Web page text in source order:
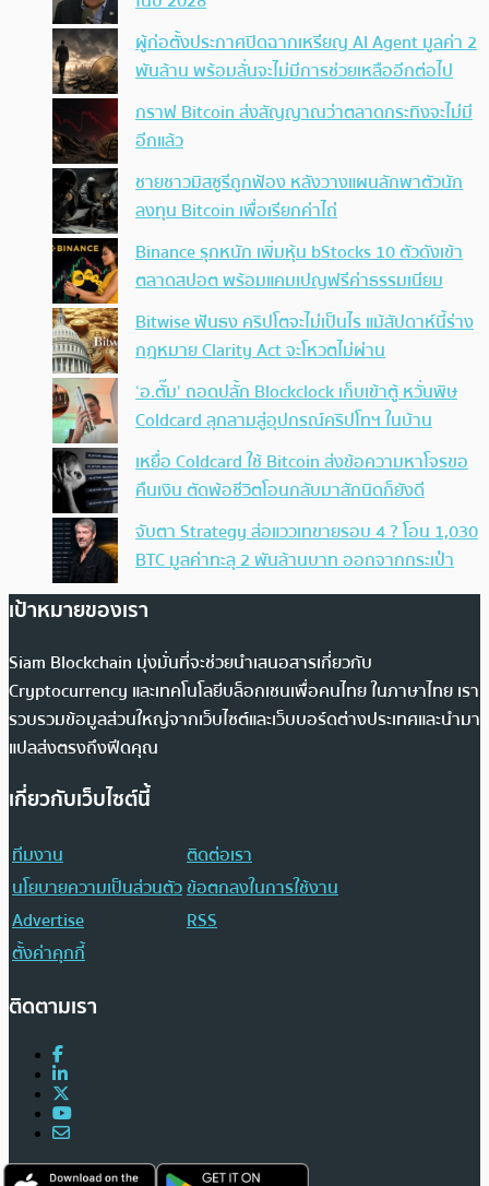
ผู้ก่อตั้งประกาศปิดฉากเหรียญ AI Agent มูลค่า 2
พันล้าน พร้อมลั่นจะไม่มีการช่วยเหลืออีกต่อไป
กราฟ Bitcoin ส่งสัญญาณว่าตลาดกระทิงจะไม่มี
อีกแล้ว
ชายชาวมิสซูรีถูกฟ้อง หลังวางแผนลักพาตัวนัก
ลงทุน Bitcoin เพื่อเรียกค่าไถ่
Binance รุกหนัก เพิ่มหุ้น bStocks 10 ตัวดังเข้า
ตลาดสปอต พร้อมแคมเปญฟรีค่าธรรมเนียม
Bitwise ฟันธง คริปโตจะไม่เป็นไร แม้สัปดาห์นี้ร่าง
กฎหมาย Clarity Act จะโหวตไม่ผ่าน
‘อ.ตั๊ม’ ถอดปลั้ก Blockclock เก็บเข้าตู้ หวั่นพิษ
Coldcard ลุกลามสู่อุปกรณ์คริปโทฯ ในบ้าน
เหยื่อ Coldcard ใช้ Bitcoin ส่งข้อความหาโจรขอ
คืนเงิน ตัดพ้อชีวิตโอนกลับมาสักนิดก็ยังดี
จับตา Strategy ส่อแววเทขายรอบ 4 ? โอน 1,030
BTC มูลค่าทะลุ 2 พันล้านบาท ออกจากกระเป๋า
เป้าหมายของเรา
Siam Blockchain มุ่งมั่นที่จะช่วยนำเสนอสารเกี่ยวกับ
Cryptocurrency และเทคโนโลยีบล็อกเชนเพื่อคนไทย ในภาษาไทย เรา
รวบรวมข้อมูลส่วนใหญ่จากเว็บไซต์และเว็บบอร์ดต่างประเทศและนำมา
แปลส่งตรงถึงฟีดคุณ
เกี่ยวกับเว็บไซต์นี้
ทีมงาน
ติดต่อเรา
นโยบายความเป็นส่วนตัวข้อตกลงในการใช้งาน
Advertise
RSS
ตั้งค่าคุกกี้
ติดตามเรา